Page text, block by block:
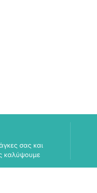
σας και
καλύψουμε